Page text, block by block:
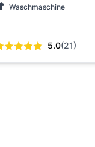
Waschmaschine
5.0(21)